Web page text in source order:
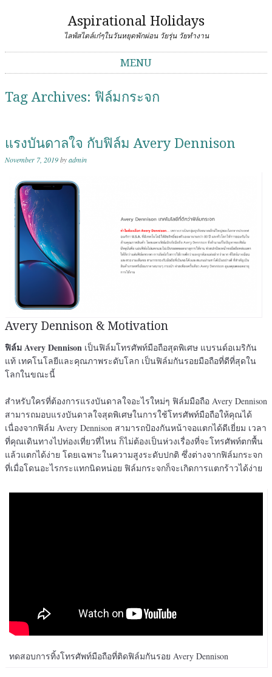
Aspirational Holidays
ไลฟ์สไตล์เก๋ๆในวันหยุดพักผ่อน วัยรุ่น วัยทำงาน
MENU
Tag Archives: ฟิล์มกระจก
แรงบันดาลใจ กับฟิล์ม Avery Dennison
November 7, 2019byadmin
Avery Dennison & Motivation
ฟิล์ม Avery Dennison เป็นฟิล์มโทรศัพท์มือถือสุดพิเศษ แบรนด์อเมริกัน
แท้ เทคโนโลยีและคุณภาพระดับโลก เป็นฟิล์มกันรอยมือถือที่ดีที่สุดใน
โลกในขณะนี้
สำหรับใครที่ต้องการแรงบันดาลใจอะไรใหม่ๆ ฟิล์มมือถือ Avery Dennison
สามารถมอบแรงบันดาลใจสุดพิเศษในการใช้โทรศัพท์มือถือให้คุณได้
เนื่องจากฟิล์ม Avery Dennison สามารถป้องกันหน้าจอแตกได้ดีเยี่ยม เวลา
ที่คุณเดินทางไปท่องเที่ยวที่ไหน ก็ไม่ต้องเป็นห่วงเรื่องที่จะโทรศัพท์ตกพื้น
แล้วแตกได้ง่าย โดยเฉพาะในความสูงระดับปกติ ซึ่งต่างจากฟิล์มกระจก
ที่เมื่อโดนอะไรกระแทกนิดหน่อย ฟิล์มกระจกก็จะเกิดการแตกร้าวได้ง่าย
ทดสอบการทิ้งโทรศัพท์มือถือที่ติดฟิล์มกันรอย Avery Dennison